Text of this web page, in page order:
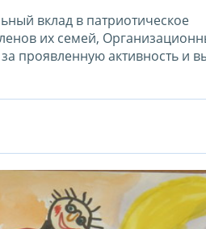
вклад в патриотическое
их семей,
проявленную активность и